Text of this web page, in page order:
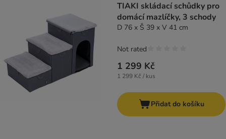
TIAKI skládací schůdky pro
domácí mazlíčky, 3 schody
D 76 x Š 39 x V 41 cm
1 299 Kč
1 299 Kč / kus
Not rated
Přidat do košíku